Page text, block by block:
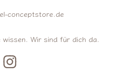
conceptstore.de
Wir sind für dich da.